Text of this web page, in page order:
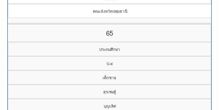
คณะจังหวัดปทุมธานี
65
ประถมศึกษา
ป.๔
เด็กชาย
สุรเชษฐ์
บุญเลิศ